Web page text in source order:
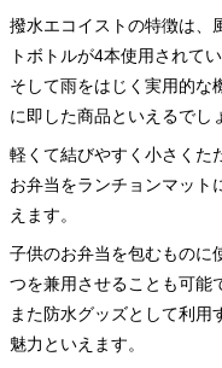
撥水エコイストの特徴は、
トボトルが4本使用されてい
そして雨をはじく実用的な
に即した商品といえるでし
軽くて結びやすく小さくた
お弁当をランチョンマット
えます。
子供のお弁当を包むものに
つを兼用させることも可能
また防水グッズとして利用
魅力といえます。